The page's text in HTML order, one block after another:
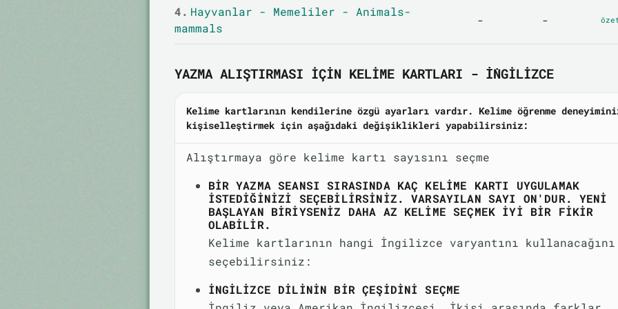
4. Hayvanlar - Memeliler - Animals-
mammals
- -
YAZMA ALIŞTIRMASI IÇIN KELIME KARTLARI - İNGILIZCE
Kelime kartlarının kendilerine özgü ayarları vardır. Kelime öğrenme
kişiselleştirmek için aşağıdaki değişiklikleri yapabilirsiniz:
Alıştırmaya göre kelime kartı sayısını seçme
BIR YAZMA SEANSI SIRASINDA KAÇ KELIME KARTI UYGULAMAK
ISTEDIĞINIZI SEÇEBILIRSINIZ. VARSAYILAN SAYI ON'DUR. YENI
BAŞLAYAN BIRIYSENIZ DAHA AZ KELIME SEÇMEK IYI BIR FIKIR
OLABILIR.
Kelime kartlarının hangi İngilizce varyantını kullanacağını
seçebilirsiniz:
İNGILIZCE DILININ BIR ÇEŞIDINI SEÇME